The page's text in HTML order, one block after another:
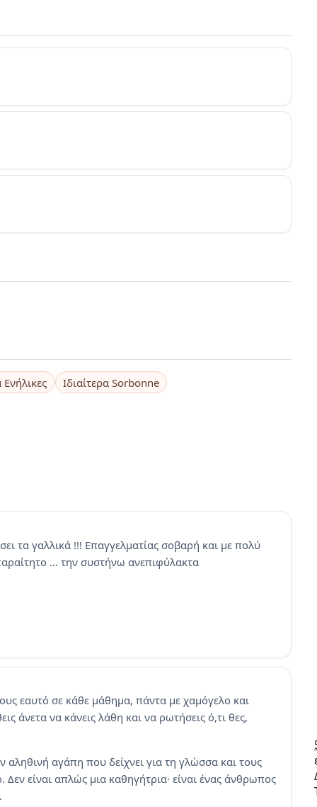
Ενήλικες Ιδιαίτερα Sorbonne
τα γαλλικά !!! Επαγγελματίας σοβαρή και με πολύ
… την συστήνω ανεπιφύλακτα
εαυτό σε κάθε μάθημα, πάντα με χαμόγελο και
άνετα να κάνεις λάθη και να ρωτήσεις ό,τι θες,
αληθινή αγάπη που δείχνει για τη γλώσσα και τους
είναι απλώς μια καθηγήτρια· είναι ένας άνθρωπος